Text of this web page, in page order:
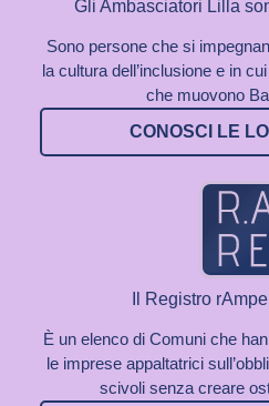
Gli Ambasciatori Lilla
Sono persone che si
la cultura dell’inclusione e in
che muovono
CONOSCI LE
Il Registro
È un elenco di Comuni che
le imprese appaltatrici
scivoli senza creare